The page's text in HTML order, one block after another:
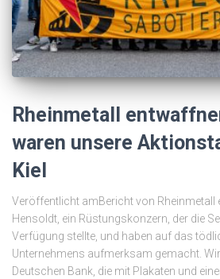
Rheinmetall
waren unsere
Kiel
Veröffentlicht amBericht von Rheinmetall
Hensoldt, ein Rüstungskonzern, der die
Verfügung stellte, und haben auf das
Unternehmens aufmerksam gemacht.
Deutschen Bank, die mit Plakaten und